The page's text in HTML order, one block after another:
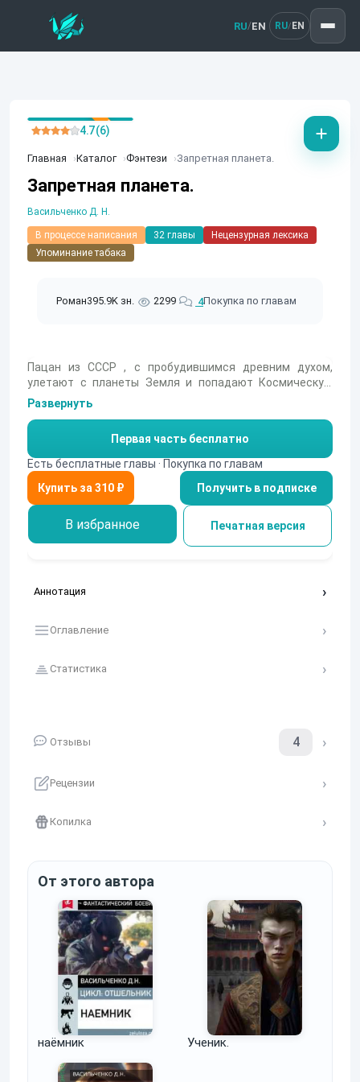
RU/EN RU/ EN
Главная Каталог Фэнтези Запретная планета.
Запретная планета.
Васильченко Д. Н.
В процессе написания 32 главы
Нецензурная лексика
Упоминание табака
Роман395.9K зн. 2299 4Покупка по главам
4.7 (6)
Пацан из СССР , с пробудившимся древним духом,
улетают с планеты Земля и попадают Космическую
империю. Какая она на самом деле--- Великая
Легурианская империя. И найдётся ли там место
Ярославу? И что круче: магия, биотехнологии или
космическая техника? И куда приведёт простого
пацана космос и другие цивилизации.
Развернуть
Первая часть бесплатно
Есть бесплатные главы · Покупка по главам
Получить в подписке
В избранное Печатная версия
Аннотация
Оглавление
Статистика
Отзывы 4
Рецензии
Копилка
От этого автора
наёмник Ученик.